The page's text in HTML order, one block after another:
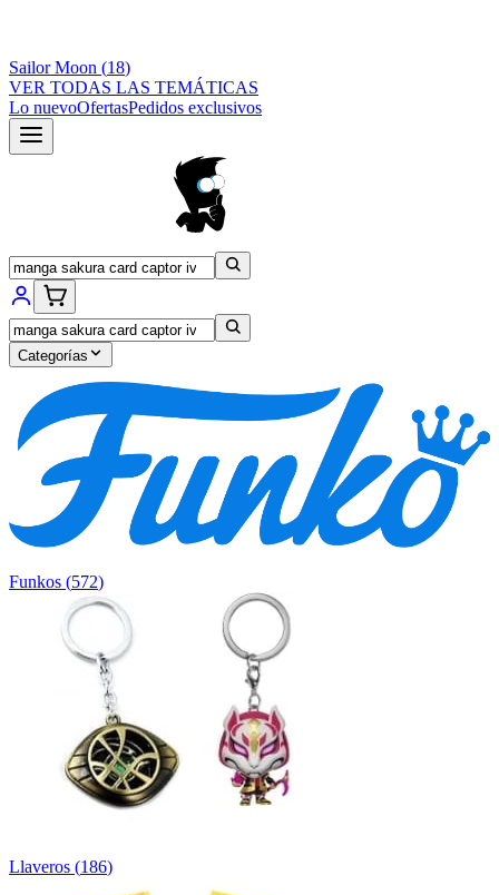
Sailor Moon (18)
VER TODAS LAS TEMÁTICAS
Lo nuevoOfertasPedidos exclusivos
Categorías
Funkos (572)
Llaveros (186)